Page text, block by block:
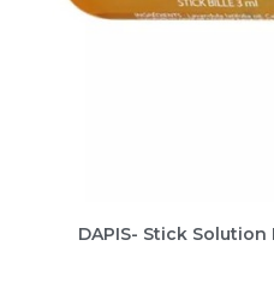
DAPIS- Stick